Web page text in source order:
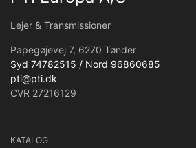
Lejer & Transmissioner
Papegøjevej 7, 6270 Tønder
Syd 74782515 / Nord 96860685
pti@pti.dk
CVR 27216129
KATALOG